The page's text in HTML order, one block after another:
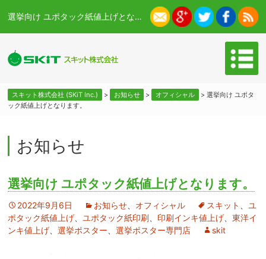
選挙向け ユポタック紙値上げとなります。 - スキット株式会社 (SKiT Inc.)
スキット株式会社 (SKiT Inc.) > お知らせ > オフィシャル > 選挙向け ユポタ
ック紙値上げとなります。
お知らせ
選挙向け ユポタック紙値上げとなります。
2022年9月6日 お知らせ オフィシャル スキット 、ユ
ポタック紙値上げ 、ユポタック紙印刷 印刷インキ値上げ 、東洋イ
ンキ値上げ 、選挙ポスター 、選挙ポスター専門店 skit